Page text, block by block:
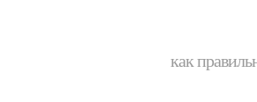
как